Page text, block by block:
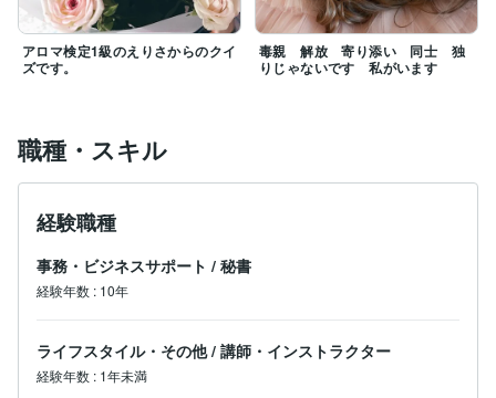
アロマ検定1級のえりさからのクイ
ズです。
毒親 解放 寄り添い 同士 独
りじゃないです 私がいます
職種・スキル
経験職種
事務・ビジネスサポート / 秘書
経験年数 : 10年
ライフスタイル・その他 / 講師・インストラクター
経験年数 : 1年未満